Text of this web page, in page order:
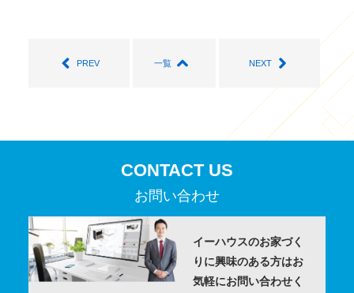
PREV 一覧 NEXT
CONTACT US
お問い合わせ
イーハウスのお家づく
りに興味のある方はお
気軽にお問い合わせく